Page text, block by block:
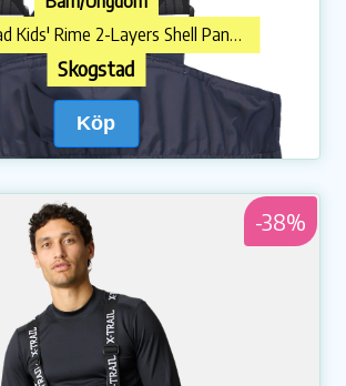
Skogstad Kids' Rime 2-Layers Shell Pant Parisian Night
Skogstad
Köp
-38%